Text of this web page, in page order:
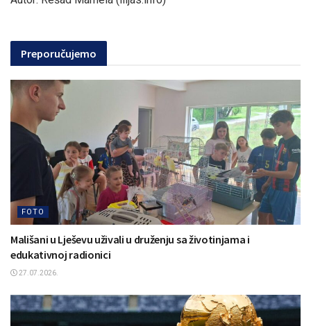
Preporučujemo
FOTO
Mališani u Lješevu uživali u druženju sa životinjama i
edukativnoj radionici
27.07.2026.